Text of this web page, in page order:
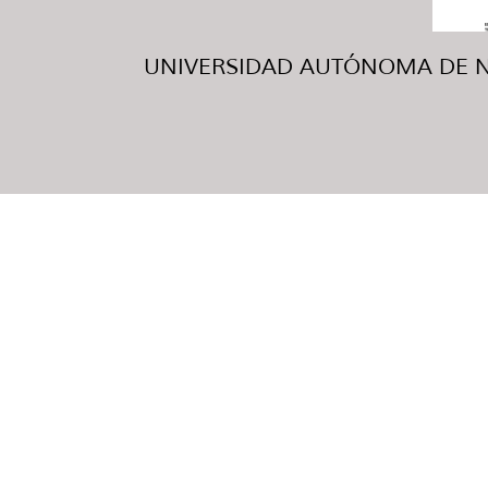
UNIVERSIDAD AUTÓNOMA DE